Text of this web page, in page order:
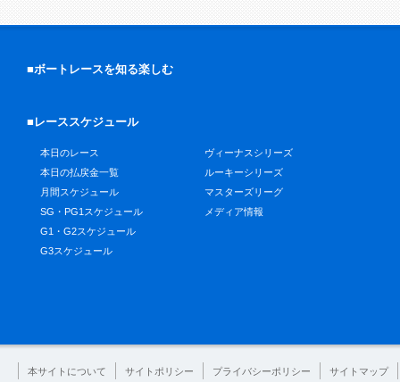
■ボートレースを知る楽しむ
■レーススケジュール
本日のレース
本日の払戻金一覧
月間スケジュール
SG・PG1スケジュール
G1・G2スケジュール
G3スケジュール
ヴィーナスシリーズ
ルーキーシリーズ
マスターズリーグ
メディア情報
本サイトについて サイトポリシー プライバシーポリシー サイトマップ